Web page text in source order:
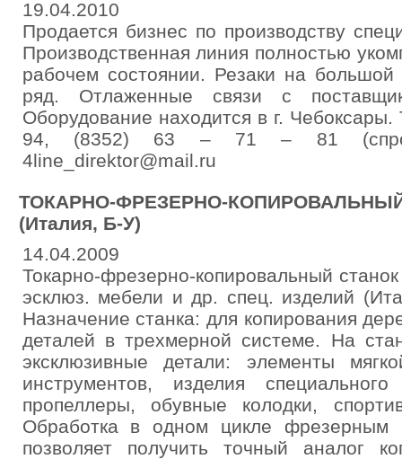
19.04.2010
Продается бизнес по производству
Производственная линия полностью
рабочем состоянии. Резаки на
ряд. Отлаженные связи с
Оборудование находится в г.
94, (8352) 63 – 71 – 81
4line_direktor@mail.ru
ТОКАРНО-ФРЕЗЕРНО-
(Италия, Б-У)
14.04.2009
Токарно-фрезерно-копировальный
эсклюз. мебели и др. спец. изделий
Назначение станка: для копирования
деталей в трехмерной системе. На
эксклюзивные детали: элементы
инструментов, изделия
пропеллеры, обувные колодки,
Обработка в одном цикле
позволяет получить точный аналог